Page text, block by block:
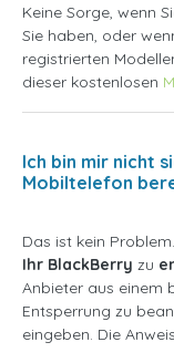
Keine Sorge, wenn
Sie haben, oder
registrierten
dieser kostenlosen
Ich bin mir nicht
Mobiltelefon
Das ist kein
Ihr BlackBerry zu
Anbieter aus einem
Entsperrung zu
eingeben. Die